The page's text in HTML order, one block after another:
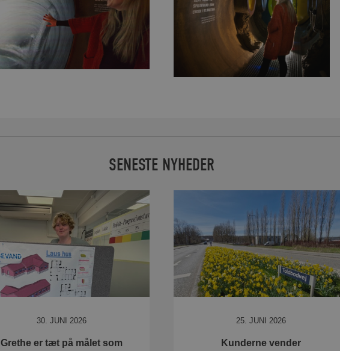
SENESTE NYHEDER
30. JUNI 2026
Grethe er tæt på målet som
25. JUNI 2026
Kunderne vender